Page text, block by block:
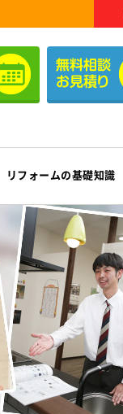
リフォームの基礎知識